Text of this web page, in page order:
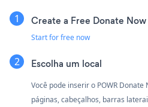
Create a Free Donate
Start for free now
Escolha um local
Você pode inserir o POWR Donate
páginas, cabeçalhos, barras